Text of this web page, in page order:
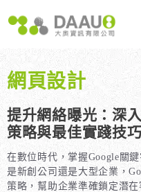
至
內
容網頁設計
提升網絡曝光：深
策略與最佳實踐技巧
在數位時代，掌握Google關
是新創公司還是大型企業，
策略，幫助企業準確鎖定潛